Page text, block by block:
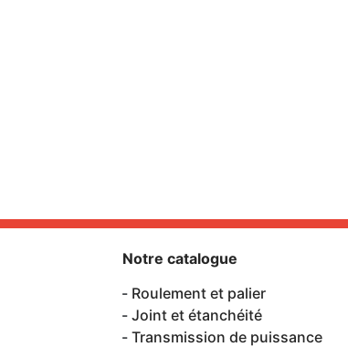
Notre catalogue
Roulement et palier
Joint et étanchéité
Transmission de puissance